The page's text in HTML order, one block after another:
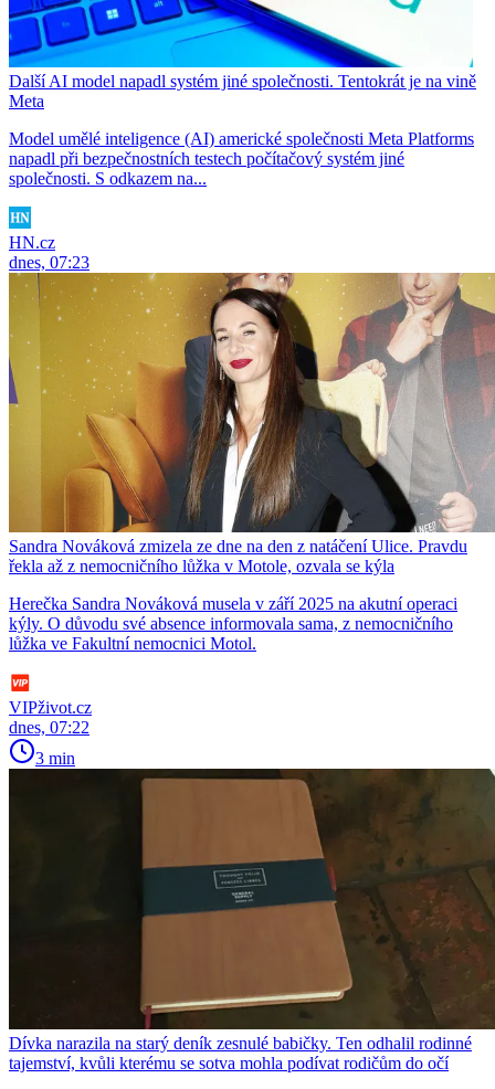
Další AI model napadl systém jiné společnosti. Tentokrát je na vině
Meta
Model umělé inteligence (AI) americké společnosti Meta Platforms
napadl při bezpečnostních testech počítačový systém jiné
společnosti. S odkazem na...
HN.cz
dnes, 07:23
Sandra Nováková zmizela ze dne na den z natáčení Ulice. Pravdu
řekla až z nemocničního lůžka v Motole, ozvala se kýla
Herečka Sandra Nováková musela v září 2025 na akutní operaci
kýly. O důvodu své absence informovala sama, z nemocničního
lůžka ve Fakultní nemocnici Motol.
VIPživot.cz
dnes, 07:22
3 min
Dívka narazila na starý deník zesnulé babičky. Ten odhalil rodinné
tajemství, kvůli kterému se sotva mohla podívat rodičům do očí